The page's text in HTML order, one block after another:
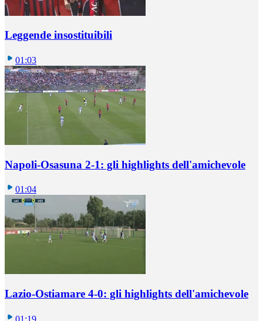
Leggende insostituibili
01:03
Napoli-Osasuna 2-1: gli highlights dell'amichevole
01:04
Lazio-Ostiamare 4-0: gli highlights dell'amichevole
01:19